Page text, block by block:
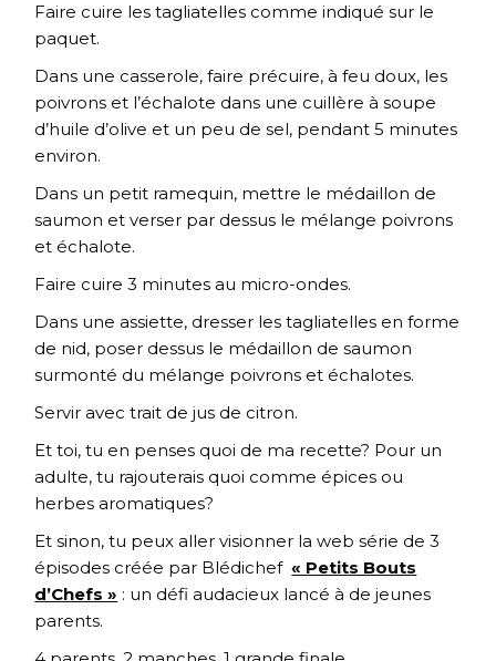
Faire cuire les tagliatelles comme indiqué sur le
paquet.
Dans une casserole, faire précuire, à feu doux, les
poivrons et l’échalote dans une cuillère à soupe
d’huile d’olive et un peu de sel, pendant 5 minutes
environ.
Dans un petit ramequin, mettre le médaillon de
saumon et verser par dessus le mélange poivrons
et échalote.
Faire cuire 3 minutes au micro-ondes.
Dans une assiette, dresser les tagliatelles en forme
de nid, poser dessus le médaillon de saumon
surmonté du mélange poivrons et échalotes.
Servir avec trait de jus de citron.
Et toi, tu en penses quoi de ma recette? Pour un
adulte, tu rajouterais quoi comme épices ou
herbes aromatiques?
Et sinon, tu peux aller visionner la web série de 3
épisodes créée par Blédichef « Petits Bouts
d’Chefs » : un défi audacieux lancé à de jeunes
parents.